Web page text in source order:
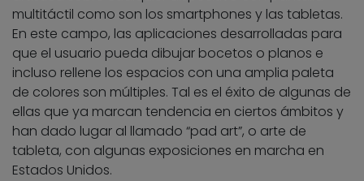
multitáctil como son los smartphones y las tabletas.
En este campo, las aplicaciones desarrolladas para
que el usuario pueda dibujar bocetos o planos e
incluso rellene los espacios con una amplia paleta
de colores son múltiples. Tal es el éxito de algunas de
ellas que ya marcan tendencia en ciertos ámbitos y
han dado lugar al llamado “pad art”, o arte de
tableta, con algunas exposiciones en marcha en
Estados Unidos.